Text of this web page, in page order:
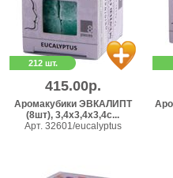
212 шт.
415.00р.
Аромакубики ЭВКАЛИПТ
(8шт), 3,4х3,4х3,4с...
Арт. 32601/eucalyptus